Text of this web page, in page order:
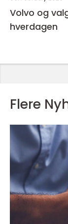
Volvo og
hverdagen
Flere